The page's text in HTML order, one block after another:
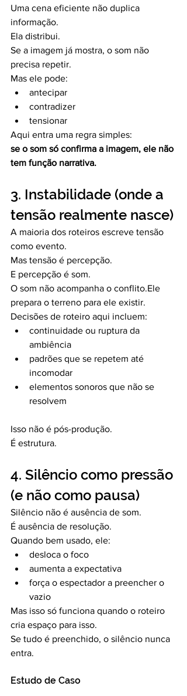
Uma cena eficiente não duplica
informação.
Ela distribui.
Se a imagem já mostra, o som não
precisa repetir.
Mas ele pode:
antecipar
contradizer
tensionar
Aqui entra uma regra simples:
se o som só confirma a imagem, ele não
tem função narrativa.
3. Instabilidade (onde a
tensão realmente nasce)
A maioria dos roteiros escreve tensão
como evento.
Mas tensão é percepção.
E percepção é som.
O som não acompanha o conflito.Ele
prepara o terreno para ele existir.
Decisões de roteiro aqui incluem:
continuidade ou ruptura da
ambiência
padrões que se repetem até
incomodar
elementos sonoros que não se
resolvem
Isso não é pós-produção.
É estrutura.
4. Silêncio como pressão
(e não como pausa)
Silêncio não é ausência de som.
É ausência de resolução.
Quando bem usado, ele:
desloca o foco
aumenta a expectativa
força o espectador a preencher o
vazio
Mas isso só funciona quando o roteiro
cria espaço para isso.
Se tudo é preenchido, o silêncio nunca
entra.
Estudo de Caso